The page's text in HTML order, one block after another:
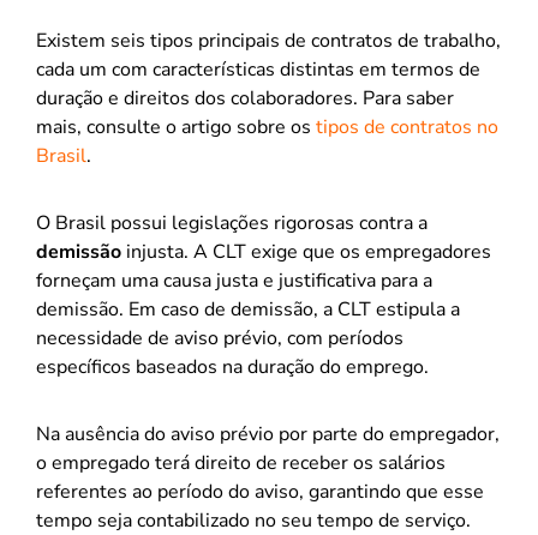
Existem seis tipos principais de contratos de trabalho,
cada um com características distintas em termos de
duração e direitos dos colaboradores. Para saber
mais, consulte o artigo sobre os tipos de contratos no
Brasil.
O Brasil possui legislações rigorosas contra a
demissão injusta. A CLT exige que os empregadores
forneçam uma causa justa e justificativa para a
demissão. Em caso de demissão, a CLT estipula a
necessidade de aviso prévio, com períodos
específicos baseados na duração do emprego.
Na ausência do aviso prévio por parte do empregador,
o empregado terá direito de receber os salários
referentes ao período do aviso, garantindo que esse
tempo seja contabilizado no seu tempo de serviço.